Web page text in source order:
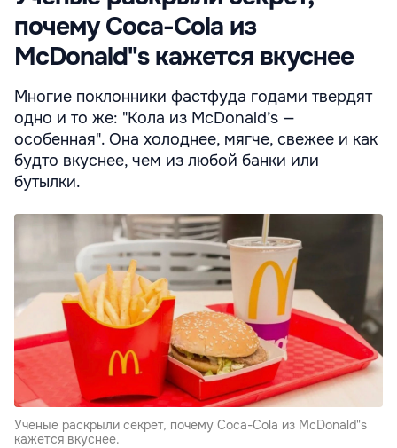
почему Coca-Cola из
McDonald"s кажется вкуснее
Многие поклонники фастфуда годами твердят
одно и то же: "Кола из McDonald’s —
особенная". Она холоднее, мягче, свежее и как
будто вкуснее, чем из любой банки или
бутылки.
Ученые раскрыли секрет, почему Coca-Cola из McDonald"s
кажется вкуснее.